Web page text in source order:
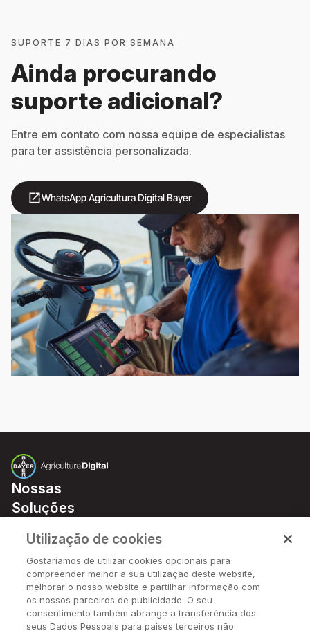
SUPORTE 7 DIAS POR SEMANA
Ainda procurando
suporte adicional?
Entre em contato com nossa equipe de especialistas
para ter assistência personalizada.
WhatsApp Agricultura Digital Bayer
open_in_new
Nossas
Soluções
Parceiros
Hardware
Ajuda Rápida
Utilização de cookies
Gostaríamos de utilizar cookies opcionais para
compreender melhor a sua utilização deste website,
melhorar o nosso website e partilhar informação com
os nossos parceiros de publicidade. O seu
consentimento também abrange a transferência dos
seus Dados Pessoais para países terceiros não